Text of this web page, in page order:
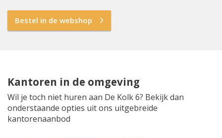
Bestel in de webshop
Kantoren in de omgeving
Wil je toch niet huren aan De Kolk 6? Bekijk dan
onderstaande opties uit ons uitgebreide
kantorenaanbod